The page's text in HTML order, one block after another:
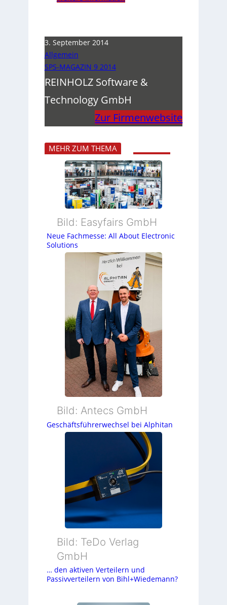
3. September 2014
Allgemein
SPS-MAGAZIN 9 2014
REINHOLZ Software &
Technology GmbH
Zur Firmenwebsite
MEHR ZUM THEMA
Bild: Easyfairs GmbH
Neue Fachmesse: All About Electronic
Solutions
Bild: Antecs GmbH
Geschäftsführerwechsel bei Alphitan
Bild: TeDo Verlag
GmbH
… den aktiven Verteilern und
Passivverteilern von Bihl+Wiedemann?